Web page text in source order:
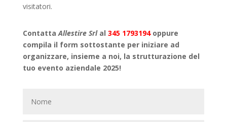
visitatori.
Contatta Allestire Srlal 345 1793194oppure
compila il form sottostante per iniziare ad
organizzare, insieme a noi, la strutturazione del
tuo evento aziendale 2025!